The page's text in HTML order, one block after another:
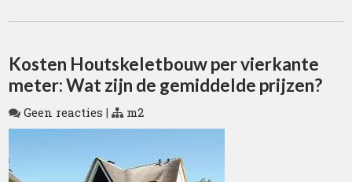
Kosten Houtskeletbouw per vierkante
meter: Wat zijn de gemiddelde prijzen?
Geen reacties | m2